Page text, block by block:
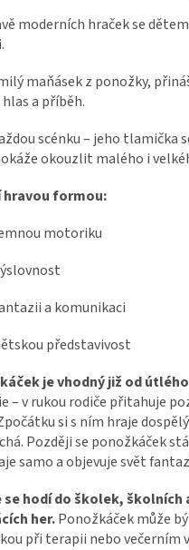
moderních hraček se
maňásek z ponožky,
a příběh.
scénku – jeho tlamička
okouzlit malého i
hravou formou:
motoriku
a komunikaci
představivost
je vhodný již od
– v rukou rodiče přitahuje
si s ním hraje
Později se ponožkáček
samo a objevuje svět
se hodí do školek,
her.Ponožkáček může
při terapii nebo večerním